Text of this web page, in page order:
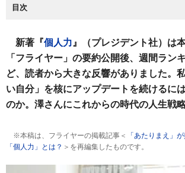
目次
新著『個人力 』（プレジデント社）は
「フライヤー」の要約公開後、週間ラン
ど、読者から大きな反響がありました。
い自分」を核にアップデートを続けるに
のか。澤さんにこれからの時代の人生戦
※本稿は、フライヤーの掲載記事＜
「あたりまえ」
「個人力」とは？ ＞を再編集したものです。